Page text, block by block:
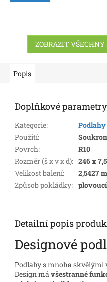
ZOBRAZIT VŠECHNY
Popis
Detailní popis
Designové
Podlahy s mnoha skvělými
Design mávšestranné
Doplňkové parametry
Kategorie:
Podlahy
Použití:
Povrch:
R10
Rozměr (š x v x d): 246 x
Velikost balení:
2,5427
Způsob pokládky: